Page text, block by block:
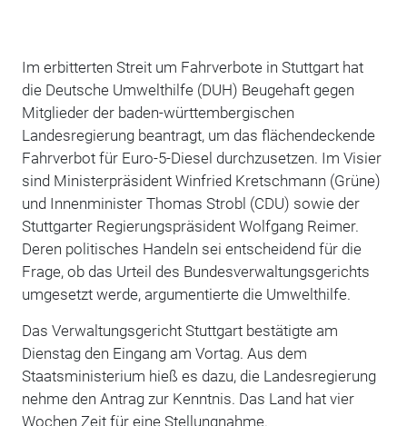
Im erbitterten Streit um Fahrverbote in Stuttgart hat
die Deutsche Umwelthilfe (DUH) Beugehaft gegen
Mitglieder der baden-württembergischen
Landesregierung beantragt, um das flächendeckende
Fahrverbot für Euro-5-Diesel durchzusetzen. Im Visier
sind Ministerpräsident Winfried Kretschmann (Grüne)
und Innenminister Thomas Strobl (CDU) sowie der
Stuttgarter Regierungspräsident Wolfgang Reimer.
Deren politisches Handeln sei entscheidend für die
Frage, ob das Urteil des Bundesverwaltungsgerichts
umgesetzt werde, argumentierte die Umwelthilfe.
Das Verwaltungsgericht Stuttgart bestätigte am
Dienstag den Eingang am Vortag. Aus dem
Staatsministerium hieß es dazu, die Landesregierung
nehme den Antrag zur Kenntnis. Das Land hat vier
Wochen Zeit für eine Stellungnahme.